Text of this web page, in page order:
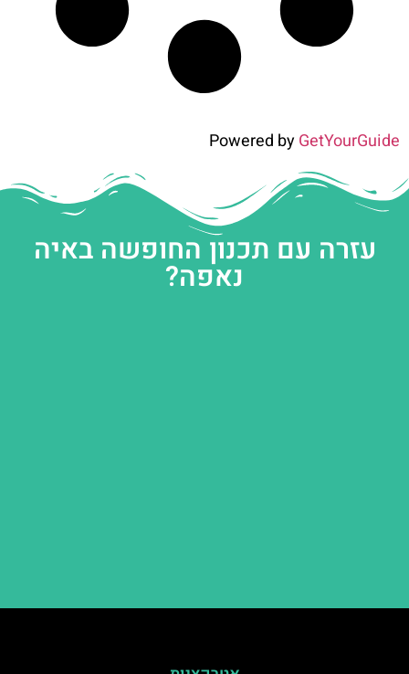
Powered byGetYourGuide
עזרה עם תכנון החופשה באיה
נאפה?